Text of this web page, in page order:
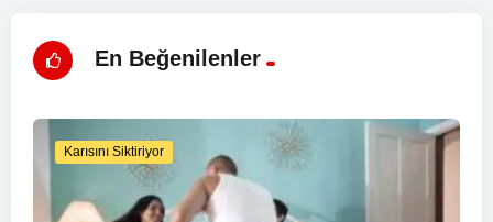
En Beğenilenler
Karısını Siktiriyor